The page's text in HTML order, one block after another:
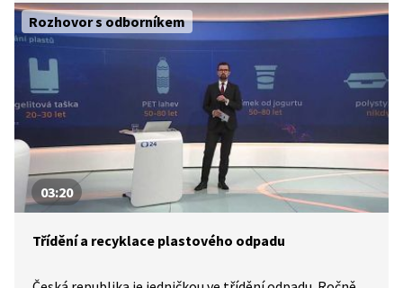
směsného komunálního odpadu tím, že svým
obyvatelům dotují nákup kompostéru. Nejenže se tak
města také ušetří miliony korun za svoz a skládkování
a obyvatelé mají kvalitní kompost pro své záhony
a květiny. Z kompostérů těží všichni.
Rozhovor s odborníkem
03:20
Třídění a recyklace plastového odpadu